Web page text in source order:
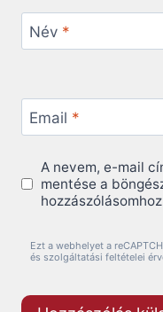
Név *
Email *
A nevem, e-mail
mentése a
Ezt a webhelyet a
és szolgáltatási feltételei